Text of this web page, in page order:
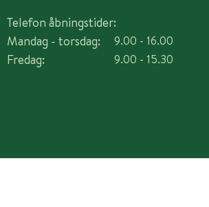
Telefon åbningstider:
Mandag - torsdag:
Fredag:
9.00 - 16.00
9.00 - 15.30